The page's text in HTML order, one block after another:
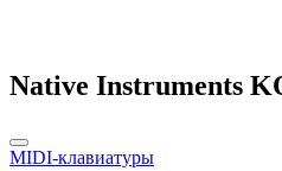
Native Instruments
MIDI-клавиатуры